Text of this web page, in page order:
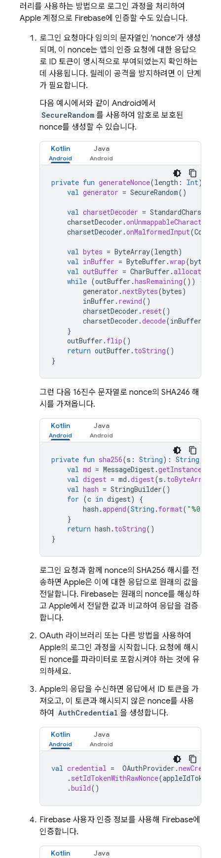
러리를 사용하는 방법으로 로그인 과정을 처리하여
Apple 계정으로 Firebase에 인증할 수도 있습니다.
로그인 요청마다 임의의 문자열인 'nonce'가 생성
되며, 이 nonce는 앱의 인증 요청에 대한 응답으
로 ID 토큰이 명시적으로 부여되었는지 확인하는
데 사용됩니다. 릴레이 공격을 방지하려면 이 단계
가 필요합니다.
다음 예시에서와 같이 Android에서
SecureRandom 를 사용하여 암호로 보호된
nonce를 생성할 수 있습니다.
Kotlin Java
private fun generateNonce(length : Int):
val generator = SecureRandom()
val charsetDecoder = StandardCharsets
charsetDecoder .onUnmappableCharacter
charsetDecoder .onMalformedInput(
val bytes = ByteArray(length)
val inBuffer = ByteBuffer .wrap(bytes
val outBuffer = CharBuffer .allocate
while (outBuffer .hasRemaining())
{
generator .nextBytes(bytes)
inBuffer . rewind()
charsetDecoder . reset()
charsetDecoder .decode(inBuffer
}
outBuffer . flip()
return outBuffer . toString()
}
그런 다음 16진수 문자열로 nonce의 SHA246 해
시를 가져옵니다.
Kotlin Java
private fun sha256(s : String): String
val md = MessageDigest.getInstance
val digest = md .digest(s . toByteArray
val hash = StringBuilder()
for (c in digest)
{
hash .append(String . format( "%02x"
}
return hash . toString()
}
로그인 요청과 함께 nonce의 SHA256 해시를 전
송하면 Apple은 이에 대한 응답으로 원래의 값을
전달합니다. Firebase는 원래의 nonce를 해싱하
고 Apple에서 전달한 값과 비교하여 응답을 검증
합니다.
OAuth 라이브러리 또는 다른 방법을 사용하여
Apple의 로그인 과정을 시작합니다. 요청에 해시
된 nonce를 파라미터로 포함시켜야 하는 것에 유
의하세요.
Apple의 응답을 수신하면 응답에서 ID 토큰을 가
져오고, 이 토큰과 해시되지 않은 nonce를 사용
하여 AuthCredential 을 생성합니다.
Kotlin Java
val credential = OAuthProvider .
. setIdTokenWithRawNonce(appleIdToken
.build()
Firebase 사용자 인증 정보를 사용해 Firebase에
인증합니다.
Kotlin Java